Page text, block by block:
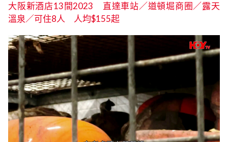
大阪新酒店13間2023 直達車站／道頓堀商圈／露天
溫泉／可住8人 人均$155起